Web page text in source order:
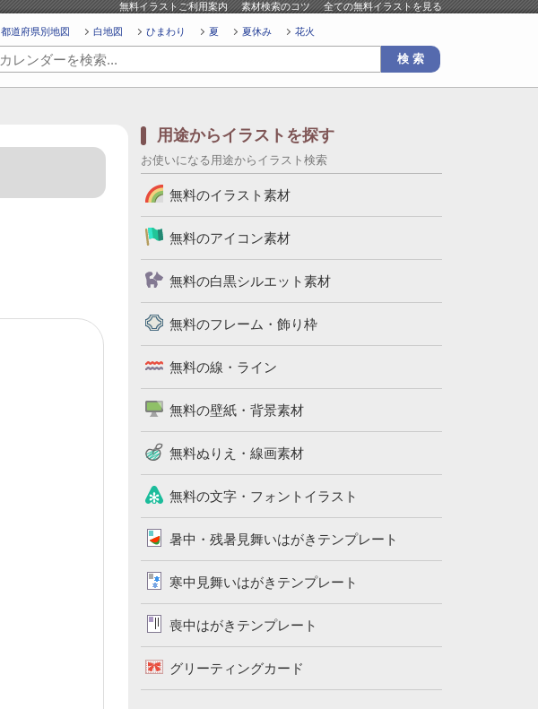
無料イラストご利用案内 素材検索のコツ 全ての無料イラストを見る
都道府県別地図 白地図 ひまわり 夏 夏休み 花火
用途からイラストを探す
お使いになる用途からイラスト検索
無料のイラスト素材
無料のアイコン素材
無料の白黒シルエット素材
無料のフレーム・飾り枠
無料の線・ライン
無料の壁紙・背景素材
無料ぬりえ・線画素材
無料の文字・フォントイラスト
暑中・残暑見舞いはがきテンプレート
寒中見舞いはがきテンプレート
喪中はがきテンプレート
グリーティングカード